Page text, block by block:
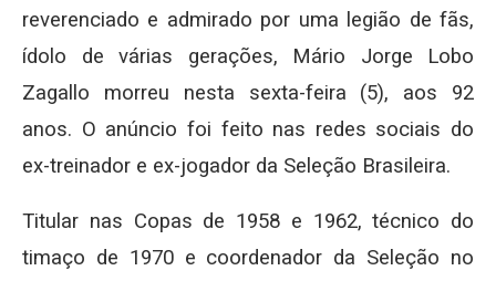
reverenciado e admirado por uma legião de fãs,
ídolo de várias gerações, Mário Jorge Lobo
Zagallo morreu nesta sexta-feira (5), aos 92
anos. O anúncio foi feito nas redes sociais do
ex-treinador e ex-jogador da Seleção Brasileira.
Titular nas Copas de 1958 e 1962, técnico do
timaço de 1970 e coordenador da Seleção no